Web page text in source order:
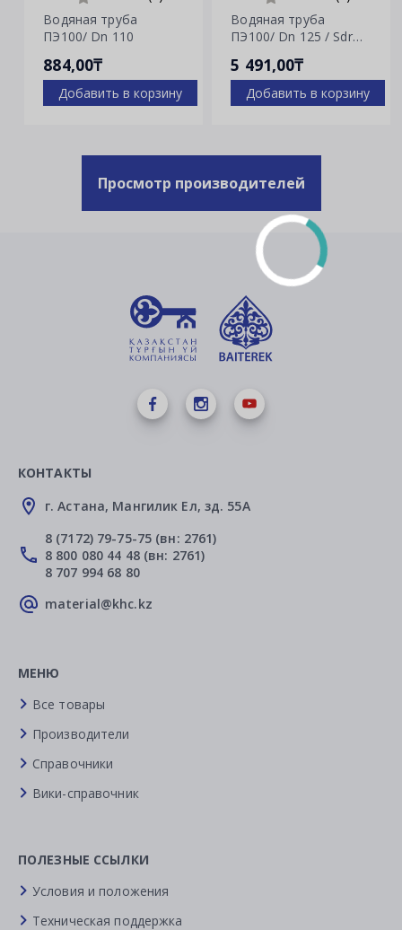
Водяная труба
ПЭ100/ Dn 110
884,00₸
Добавить в корзину
Водяная труба
ПЭ100/ Dn 125 / Sdr
5 491,00₸
Добавить в корзину
Просмотр производителей
КОНТАКТЫ
г. Астана, Мангилик Ел, зд. 55А
8 (7172) 79-75-75 (вн: 2761)
8 800 080 44 48 (вн: 2761)
8 707 994 68 80
material@khc.kz
МЕНЮ
Все товары
Производители
Справочники
Вики-справочник
ПОЛЕЗНЫЕ ССЫЛКИ
Условия и положения
Техническая поддержка